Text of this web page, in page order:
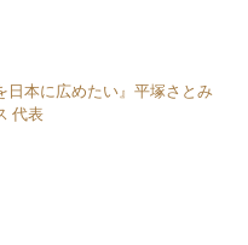
日本に広めたい』平塚さとみ
代表